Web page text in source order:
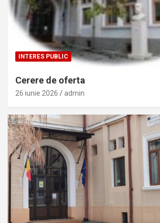
INTERES PUBLIC
Cerere de oferta
26 iunie 2026 admin